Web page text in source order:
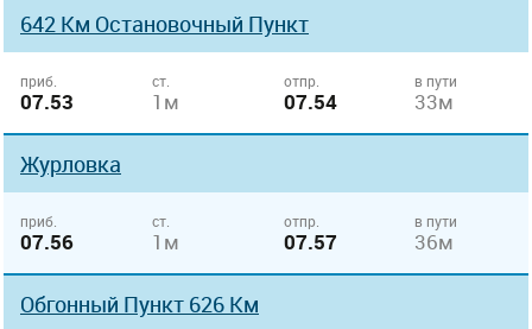
642 Км Остановочный Пункт
приб.
07.53
ст.
1м
отпр.
07.54
в пути
33м
Журловка
приб.
07.56
ст.
1м
отпр.
07.57
в пути
36м
Обгонный Пункт 626 Км